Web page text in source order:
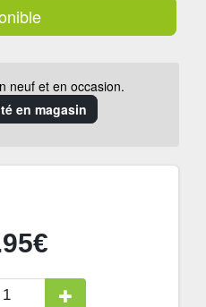
neuf et en occasion.
en magasin